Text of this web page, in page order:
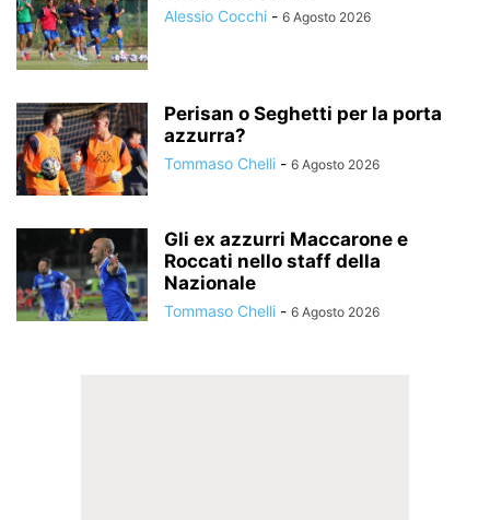
Alessio Cocchi - 6 Agosto 2026
Perisan o Seghetti per la porta
azzurra?
Tommaso Chelli - 6 Agosto 2026
Gli ex azzurri Maccarone e
Roccati nello staff della
Nazionale
Tommaso Chelli - 6 Agosto 2026